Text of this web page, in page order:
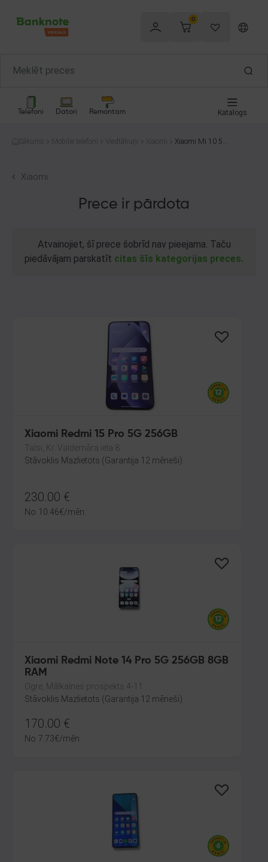
0
Telefoni Datori Remontam Katalogs
Sākums Mobilie telefoni Viedtālruņi Xiaomi
Xiaomi Mi 10 5G
Xiaomi
Prece ir pārdota
Atvainojiet, šī prece šobrīd nav pieejama. Taču
piedāvājam parskatīt citas šīs kategorijas preces.
Xiaomi Redmi 15 Pro 5G 256GB
Talsi, Kr. Valdemāra iela 8
Stāvoklis Mazlietots (Garantija 12 mēneši)
230.00 €
No 10.46€/mēn.
Xiaomi Redmi Note 14 Pro 5G 256GB 8GB
RAM
Ogre, Mālkalnes prospekts 4-11
Stāvoklis Mazlietots (Garantija 12 mēneši)
170.00 €
No 7.73€/mēn.